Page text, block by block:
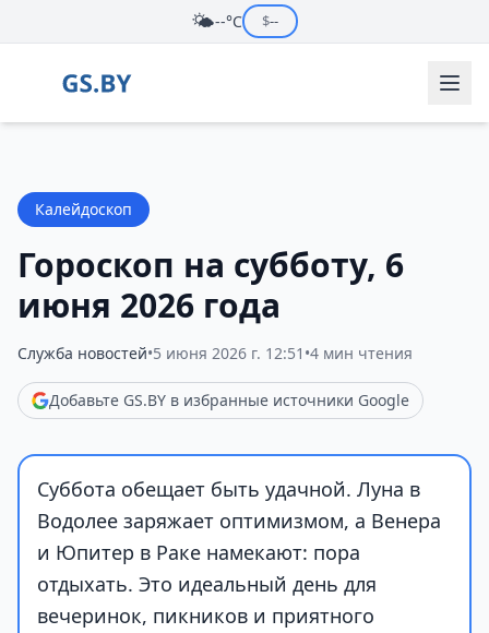
🌤️--°C $--
Калейдоскоп
Гороскоп на субботу, 6
июня 2026 года
Служба новостей•5 июня 2026 г. 12:51 •4 мин чтения
Добавьте GS.BY в избранные источники Google
Суббота обещает быть удачной. Луна в
Водолее заряжает оптимизмом, а Венера
и Юпитер в Раке намекают: пора
отдыхать. Это идеальный день для
вечеринок, пикников и приятного